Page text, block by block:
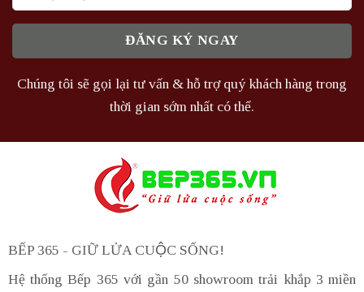
Chúng tôi sẽ gọi lại tư vấn & hỗ trợ quý khách hàng trong
thời gian sớm nhất có thể.
BẾP 365 - GIỮ LỬA CUỘC SỐNG!
Hệ thống Bếp 365 với gần 50 showroom trải khắp 3 miền